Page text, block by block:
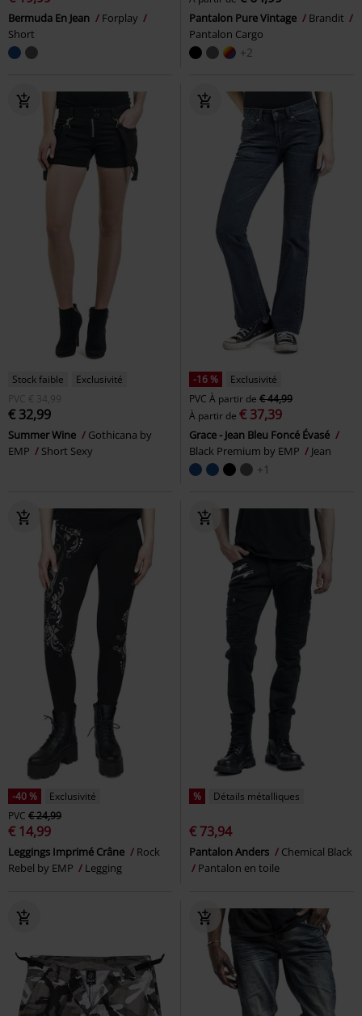
Bermuda En Jean
Forplay
Short
Pantalon Pure Vintage
Brandit
Pantalon Cargo
+2
Stock faible
Exclusivité
PVC € 34,99
€ 32,99
Summer Wine
Gothicana by
EMP
Short Sexy
-16 %
Exclusivité
PVC À partir de € 44,99
À partir de € 37,39
Grace - Jean Bleu Foncé Évasé
Black Premium by EMP
Jean
+1
-40 %
Exclusivité
PVC € 24,99
€ 14,99
Leggings Imprimé Crâne
Rock
Rebel by EMP
Legging
% Détails métalliques
€ 73,94
Pantalon Anders
Chemical Black
Pantalon en toile